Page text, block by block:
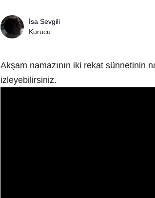
İsa Sevgili
Kurucu
Akşam namazının iki rekat sünnetinin
izleyebilirsiniz.